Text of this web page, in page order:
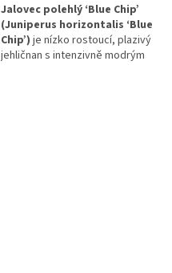
Jalovec polehlý ‘Blue Chip’
(Juniperus horizontalis ‘Blue
Chip’) je nízko rostoucí, plazivý
jehličnan s intenzivně modrým